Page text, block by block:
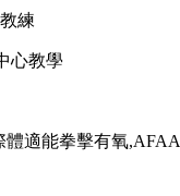
練
心教學
體適能拳擊有氧,AFAA